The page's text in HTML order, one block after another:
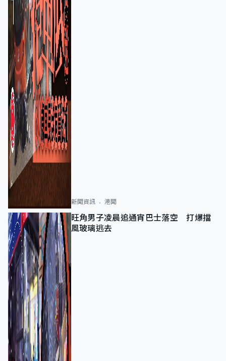
新聞資訊 港聞
旺角男子凌晨追通宵巴士落空 打爆擋
風玻璃逃去